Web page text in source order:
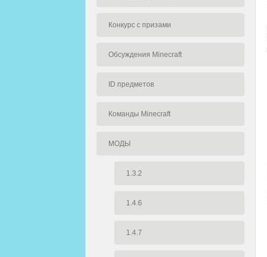
Конкурс с призами
Обсуждения Minecraft
ID предметов
Команды Minecraft
МОДЫ
1.3.2
1.4.6
1.4.7